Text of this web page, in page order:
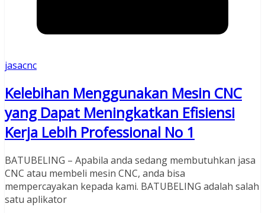
jasacnc
Kelebihan Menggunakan Mesin CNC
yang Dapat Meningkatkan Efisiensi
Kerja Lebih Professional No 1
BATUBELING – Apabila anda sedang membutuhkan jasa
CNC atau membeli mesin CNC, anda bisa
mempercayakan kepada kami. BATUBELING adalah salah
satu aplikator